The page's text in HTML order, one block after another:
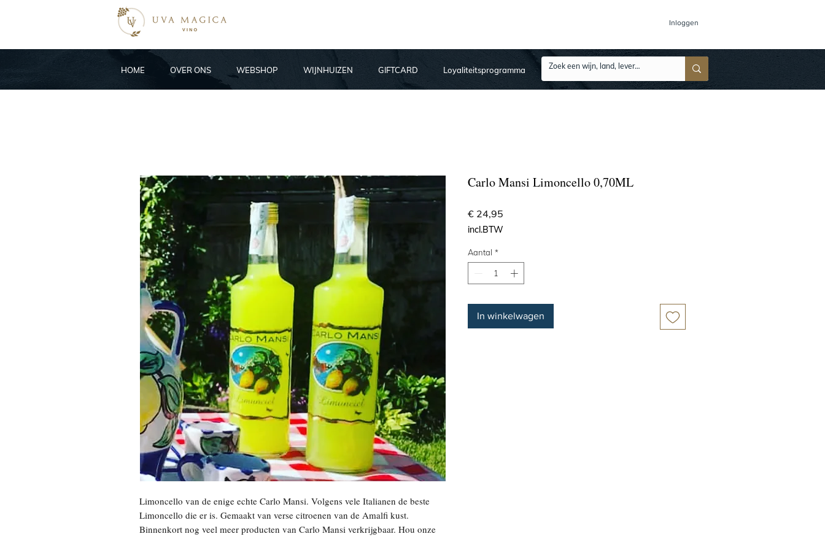
Inloggen
HOME OVER ONS WEBSHOP WIJNHUIZEN GIFTCARD Loyaliteitsprogramma
Limoncello van de enige echte Carlo Mansi. Volgens vele Italianen de beste
Limoncello die er is. Gemaakt van verse citroenen van de Amalfi kust.
Binnenkort nog veel meer producten van Carlo Mansi verkrijgbaar. Hou onze
Carlo Mansi Limoncello 0,70ML
€ 24,95
incl.BTW
Aantal *
In winkelwagen